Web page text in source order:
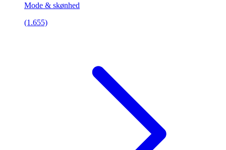
Mode & skønhed
(1.655)